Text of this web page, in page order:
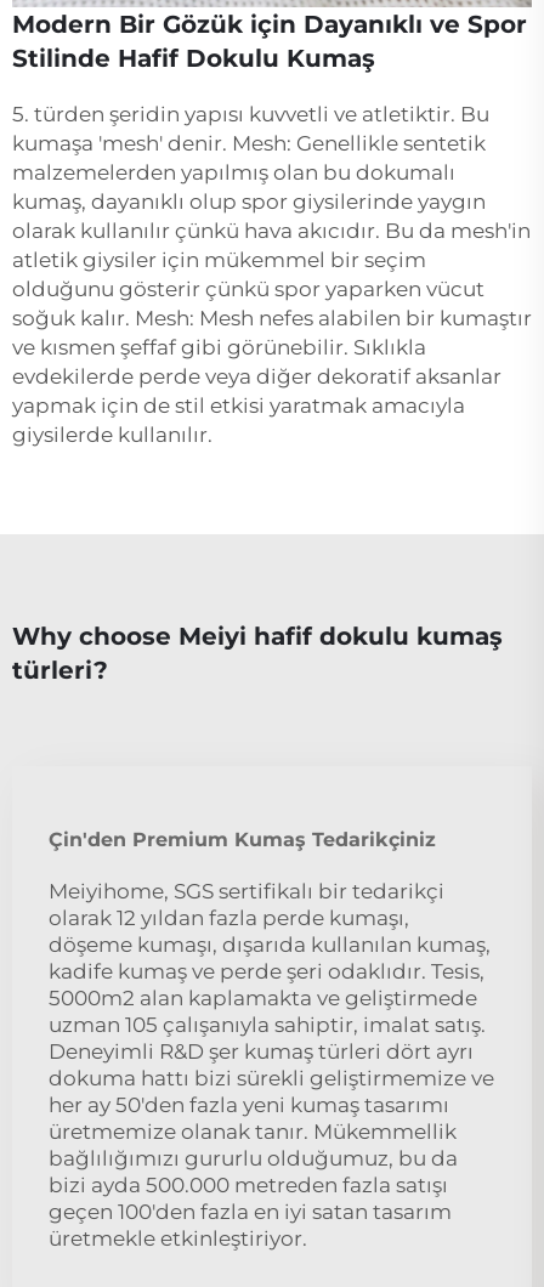
Modern Bir Gözük için Dayanıklı ve Spor
Stilinde Hafif Dokulu Kumaş
5. türden şeridin yapısı kuvvetli ve atletiktir. Bu
kumaşa 'mesh' denir. Mesh: Genellikle sentetik
malzemelerden yapılmış olan bu dokumalı
kumaş, dayanıklı olup spor giysilerinde yaygın
olarak kullanılır çünkü hava akıcıdır. Bu da mesh'in
atletik giysiler için mükemmel bir seçim
olduğunu gösterir çünkü spor yaparken vücut
soğuk kalır. Mesh: Mesh nefes alabilen bir kumaştır
ve kısmen şeffaf gibi görünebilir. Sıklıkla
evdekilerde perde veya diğer dekoratif aksanlar
yapmak için de stil etkisi yaratmak amacıyla
giysilerde kullanılır.
Why choose Meiyi hafif dokulu kumaş
türleri?
Çin'den Premium Kumaş Tedarikçiniz
Meiyihome, SGS sertifikalı bir tedarikçi
olarak 12 yıldan fazla perde kumaşı,
döşeme kumaşı, dışarıda kullanılan kumaş,
kadife kumaş ve perde şeri odaklıdır. Tesis,
5000m2 alan kaplamakta ve geliştirmede
uzman 105 çalışanıyla sahiptir, imalat satış.
Deneyimli R&D şer kumaş türleri dört ayrı
dokuma hattı bizi sürekli geliştirmemize ve
her ay 50'den fazla yeni kumaş tasarımı
üretmemize olanak tanır. Mükemmellik
bağlılığımızı gururlu olduğumuz, bu da
bizi ayda 500.000 metreden fazla satışı
geçen 100'den fazla en iyi satan tasarım
üretmekle etkinleştiriyor.